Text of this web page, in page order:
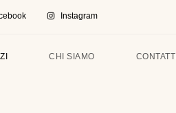
Instagram
CHI SIAMO CONTATTI